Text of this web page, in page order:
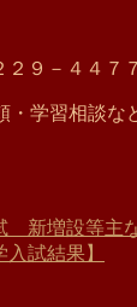
９－４４７７
学習相談な
新増設等主
試結果】